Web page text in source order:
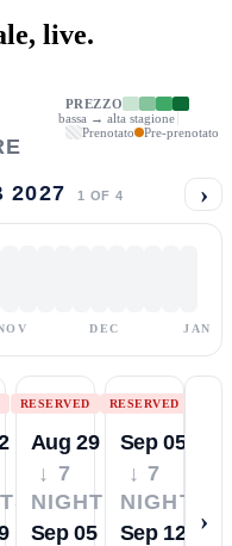
live.
PREZZO
bassa → alta stagione
Prenotato
Pre-prenotato
2027 1 OF 4 ›
DEC JAN
RESERVED
Aug 29
↓ 7
NIGHTS
Sep 05
RESERVED
Sep 05
↓ 7
NIGHTS
Sep 12
›